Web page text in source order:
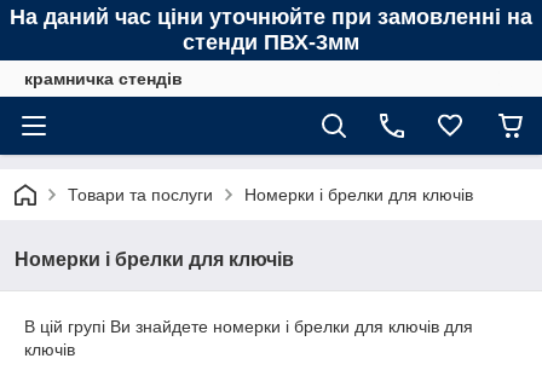
На даний час ціни уточнюйте при замовленні на
стенди ПВХ-3мм
крамничка стендів
Товари та послуги Номерки і брелки для ключів
Номерки і брелки для ключів
В цій групі Ви знайдете номерки і брелки для ключів для
ключів